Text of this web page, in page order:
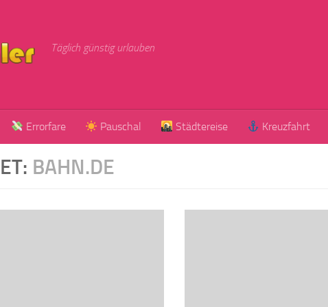
Täglich günstig urlauben
Errorfare Pauschal Städtereise Kreuzfahrt
BAHN.DE